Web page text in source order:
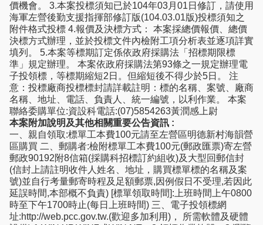
價機會。 3.本案投標須知已於104年03月01日修訂，請使用
海軍左營後勤支援指揮部修訂版(104.03.01版)投標須知之
附件格式投標 4.報價及決標方式： 本案採總價報價、總價
決標方式辦理，並於投標文件內檢附工項分析表並逐項詳實
填列。 5.本案等標期訂定係依政府採購法「招標期限標
準」規定辦理。 本案依政府採購法第93條之一規定辦理電
子投領標，等標期縮短2日。但縮短後不得少於5日。 注
意：投標廠商投標標封請詳載註明：標的名稱、案號、廠商
名稱、地址、電話、負責人、統一編號，以利作業。 本案
聯絡委購單位:資設科電話:(07)5854263黃潤感上尉
本案附加說明及其他相關重要公告資訊 :
一、親自領取:標單工本費100元請至左營區明德新村海韻營
區購買 二、郵購者:檢附標單工本費100元(郵政匯票)寄左營
郵政90192附8信箱(採購科招標訂約組收)及大型回郵信封
(信封上請註明收件人姓名、地址，購買標單標的名稱及案
號)並自行考量郵寄時程及足額郵票,因例假日不受理,若因此
延誤時間,本部概不負責) [標單領取時間]:上班時間上午0800
時至下午1700時止(每日上班時間) 三、電子投領標網
址:http://web.pcc.gov.tw.(歡迎多加利用)， 所需軟體及硬體